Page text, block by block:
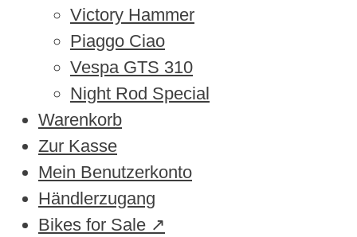
Victory Hammer
Piaggo Ciao
Vespa GTS 310
Night Rod Special
Warenkorb
Zur Kasse
Mein Benutzerkonto
Händlerzugang
Bikes for Sale ↗